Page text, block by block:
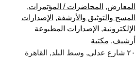
المعارض
المحاضرات / المؤتمرات
المسح والتوثيق والأرشفة
الإصدارات
الإلكترونية
الإصدارات المطبوعة
أرشيف مكتبة
٢٠ شارع عدلي, وسط البلد, القاهرة